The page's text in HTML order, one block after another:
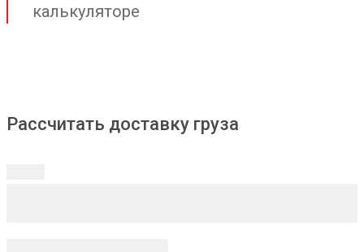
калькуляторе
Рассчитать доставку груза